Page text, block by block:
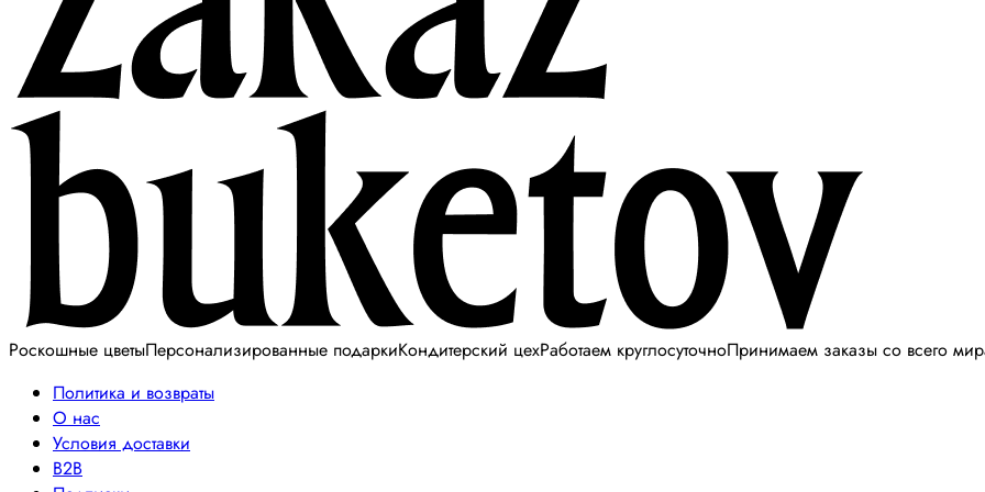
Роскошные цветыПерсонализированные подаркиКондитерский цехРаботаем круглосуточноПринимаем заказы со всего
Политика и возвраты
О нас
Условия доставки
B2B